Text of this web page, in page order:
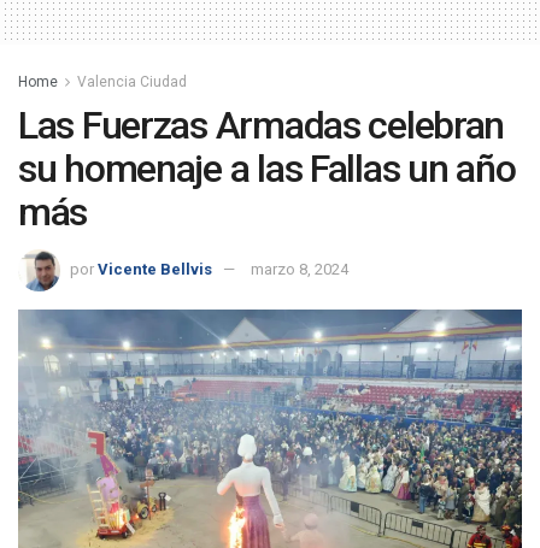
Home Valencia Ciudad
Las Fuerzas Armadas celebran
su homenaje a las Fallas un año
más
por Vicente Bellvis marzo 8, 2024